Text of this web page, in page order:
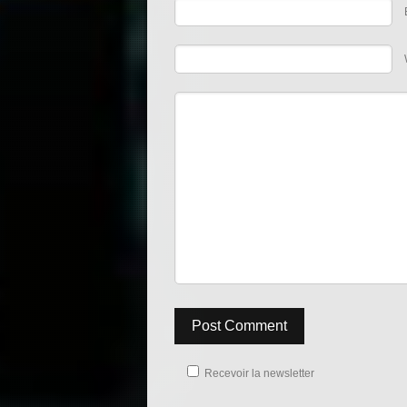
Post Comment
Recevoir la newsletter